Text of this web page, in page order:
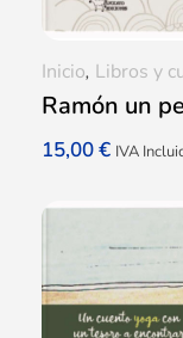
Ramón un
15,00€ IVA
Inicio, Libros y